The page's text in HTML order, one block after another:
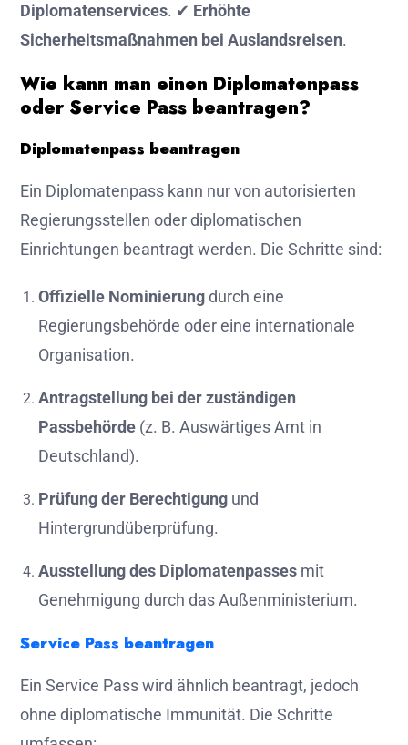
Diplomatenservices. ✔ Erhöhte
Sicherheitsmaßnahmen bei Auslandsreisen.
Wie kann man einen Diplomatenpass
oder Service Pass beantragen?
Diplomatenpass beantragen
Ein Diplomatenpass kann nur von autorisierten
Regierungsstellen oder diplomatischen
Einrichtungen beantragt werden. Die Schritte sind:
Offizielle Nominierungdurch eine
Regierungsbehörde oder eine internationale
Organisation.
Antragstellung bei der zuständigen
Passbehörde (z. B. Auswärtiges Amt in
Deutschland).
Prüfung der Berechtigung und
Hintergrundüberprüfung.
Ausstellung des Diplomatenpasses mit
Genehmigung durch das Außenministerium.
Service Pass beantragen
Ein Service Pass wird ähnlich beantragt, jedoch
ohne diplomatische Immunität. Die Schritte